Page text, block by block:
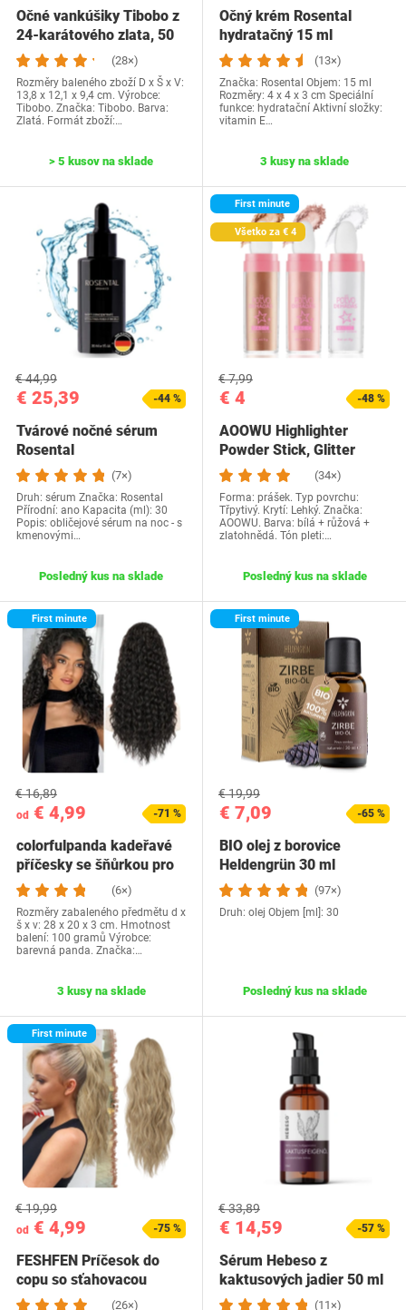
Očné vankúšiky Tibobo z
24-karátového zlata, 50
párov…
(28×)
Rozměry baleného zboží D x Š x V:
13,8 x 12,1 x 9,4 cm. Výrobce:
Tibobo. Značka: Tibobo. Barva:
Zlatá. Formát zboží:…
> 5 kusov na sklade
Očný krém Rosental
hydratačný 15 ml
(13×)
Značka: Rosental Objem: 15 ml
Rozměry: 4 x 4 x 3 cm Speciální
funkce: hydratační Aktivní složky:
vitamin E…
3 kusy na sklade
€ 25,39
€ 44,99
-44 %
Tvárové nočné sérum
Rosental
(7×)
Druh: sérum Značka: Rosental
Přírodní: ano Kapacita (ml): 30
Popis: obličejové sérum na noc - s
kmenovými…
Posledný kus na sklade
First minute
Všetko za € 4
€ 4
€ 7,99
-48 %
AOOWU Highlighter
Powder Stick, Glitter
Patting Powder,…
(34×)
Forma: prášek. Typ povrchu:
Třpytivý. Krytí: Lehký. Značka:
AOOWU. Barva: bílá + růžová +
zlatohnědá. Tón pleti:…
Posledný kus na sklade
First minute
od € 4,99
€ 16,89
-71 %
colorfulpanda kadeřavé
příčesky se šňůrkou pro
ženy, 45 cm…
(6×)
Rozměry zabaleného předmětu d x
š x v: 28 x 20 x 3 cm. Hmotnost
balení: 100 gramů Výrobce:
barevná panda. Značka:…
3 kusy na sklade
First minute
€ 7,09
€ 19,99
-65 %
BIO olej z borovice
Heldengrün 30 ml
(97×)
Druh: olej Objem [ml]: 30
Posledný kus na sklade
First minute
od € 4,99
€ 19,99
-75 %
FESHFEN Príčesok do
copu so sťahovacou
šnúrkou, 45 cm…(26×)
€ 14,59
€ 33,89
-57 %
Sérum Hebeso z
kaktusových jadier 50 ml
(11×)